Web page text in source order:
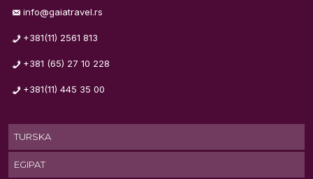
info@gaiatravel.rs
+381(11) 2561 813
+381 (65) 27 10 228
+381(11) 445 35 00
TURSKA
EGIPAT